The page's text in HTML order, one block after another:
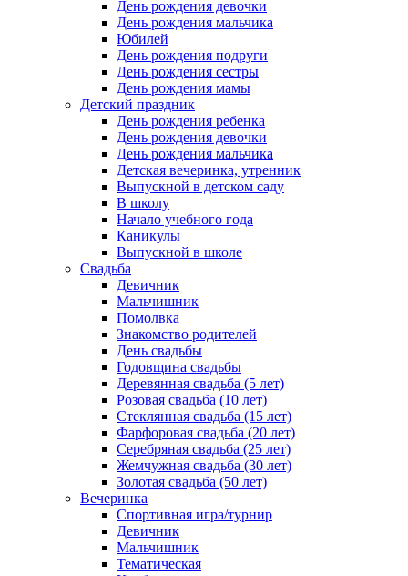
День рождения девочки
День рождения мальчика
Юбилей
День рождения подруги
День рождения сестры
День рождения мамы
Детский праздник
День рождения ребенка
День рождения девочки
День рождения мальчика
Детская вечеринка, утренник
Выпускной в детском саду
В школу
Начало учебного года
Каникулы
Выпускной в школе
Свадьба
Девичник
Мальчишник
Помолвка
Знакомство родителей
День свадьбы
Годовщина свадьбы
Деревянная свадьба (5 лет)
Розовая свадьба (10 лет)
Стеклянная свадьба (15 лет)
Фарфоровая свадьба (20 лет)
Серебряная свадьба (25 лет)
Жемчужная свадьба (30 лет)
Золотая свадьба (50 лет)
Вечеринка
Спортивная игра/турнир
Девичник
Мальчишник
Тематическая